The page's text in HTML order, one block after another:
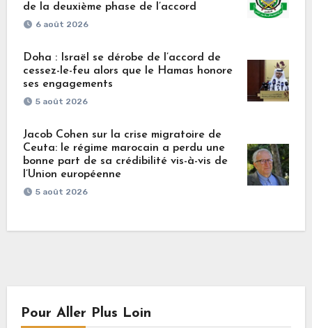
de la deuxième phase de l’accord
6 août 2026
Doha : Israël se dérobe de l’accord de
cessez-le-feu alors que le Hamas honore
ses engagements
5 août 2026
Jacob Cohen sur la crise migratoire de
Ceuta: le régime marocain a perdu une
bonne part de sa crédibilité vis-à-vis de
l’Union européenne
5 août 2026
Pour Aller Plus Loin